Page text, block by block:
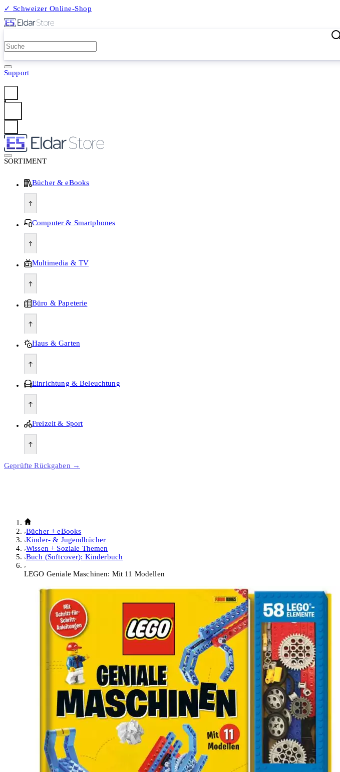
✓ Schweizer Online-Shop
Support
SORTIMENT
Bücher & eBooks
Computer & Smartphones
Multimedia & TV
Büro & Papeterie
Haus & Garten
Einrichtung & Beleuchtung
Freizeit & Sport
Geprüfte Rückgaben →
Bücher + eBooks
Kinder- & Jugendbücher
Wissen + Soziale Themen
Buch (Softcover): Kinderbuch
LEGO Geniale Maschinen: Mit 11 Modellen